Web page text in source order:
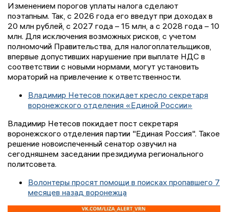
Изменением порогов уплаты налога сделают
поэтапным. Так, с 2026 года его введут при доходах в
20 млн рублей, с 2027 года – 15 млн, а с 2028 года – 10
млн. Для исключения возможных рисков, с учетом
полномочий Правительства, для налогоплательщиков,
впервые допустивших нарушение при выплате НДС в
соответствии с новыми нормами, могут установить
мораторий на привлечение к ответственности.
Владимир Нетесов покидает кресло секретаря
воронежского отделения «Единой России»
Владимир Нетесов покидает пост секретаря
воронежского отделения партии "Единая Россия". Такое
решение новоиспеченный сенатор озвучил на
сегодняшнем заседании президиума регионального
политсовета.
Волонтеры просят помощи в поисках пропавшего 7
месяцев назад воронежца